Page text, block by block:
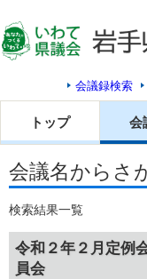
会議録検索
トップ 会
会議名からさ
検索結果一覧
令和２年２月定
員会